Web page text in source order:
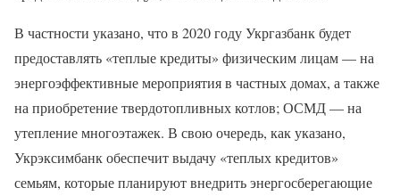
В частности указано, что в 2020 году Укргазбанк будет
предоставлять «теплые кредиты» физическим лицам — на
энергоэффективные мероприятия в частных домах, а также
на приобретение твердотопливных котлов; ОСМД — на
утепление многоэтажек. В свою очередь, как указано,
Укрэксимбанк обеспечит выдачу «теплых кредитов»
семьям, которые планируют внедрить энергосберегающие